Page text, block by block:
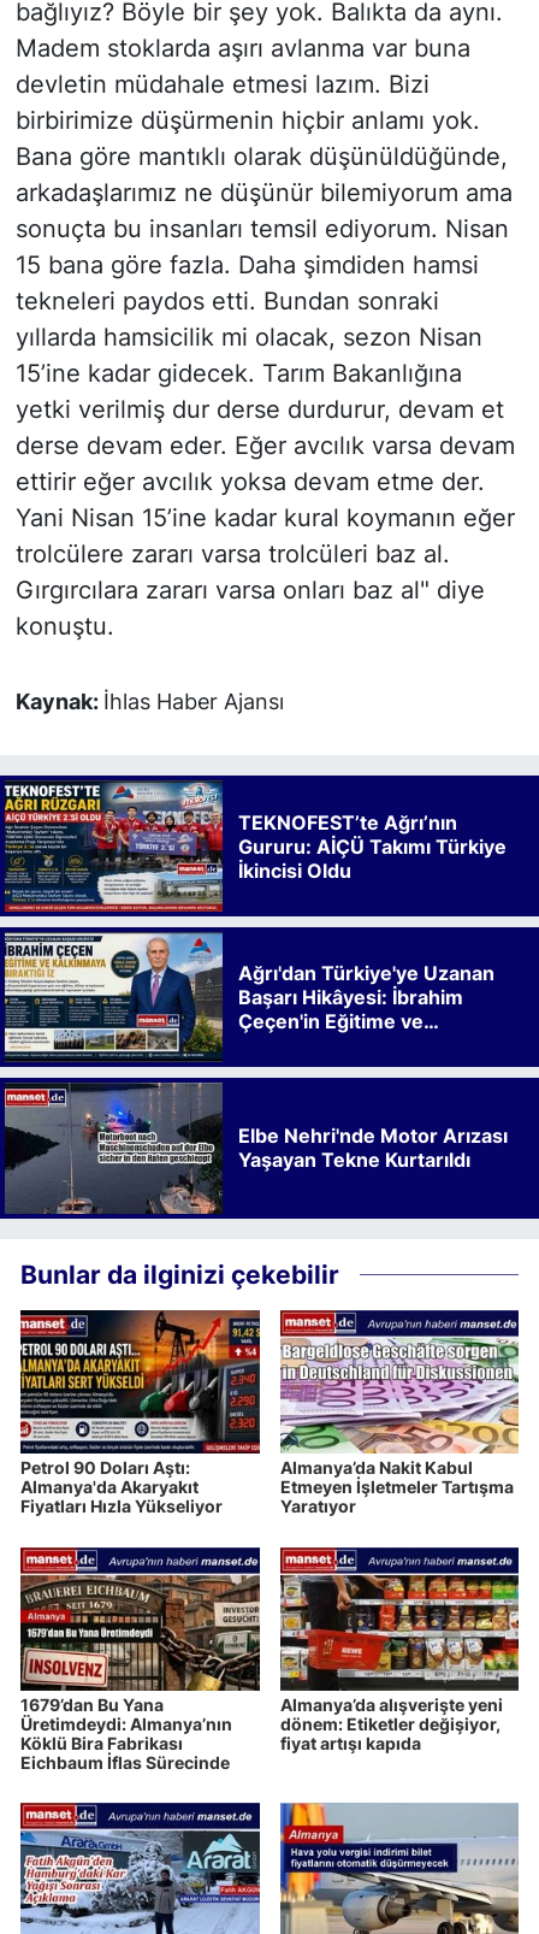
bağlıyız? Böyle bir şey yok. Balıkta da aynı.
Madem stoklarda aşırı avlanma var buna
devletin müdahale etmesi lazım. Bizi
birbirimize düşürmenin hiçbir anlamı yok.
Bana göre mantıklı olarak düşünüldüğünde,
arkadaşlarımız ne düşünür bilemiyorum ama
sonuçta bu insanları temsil ediyorum. Nisan
15 bana göre fazla. Daha şimdiden hamsi
tekneleri paydos etti. Bundan sonraki
yıllarda hamsicilik mi olacak, sezon Nisan
15’ine kadar gidecek. Tarım Bakanlığına
yetki verilmiş dur derse durdurur, devam et
derse devam eder. Eğer avcılık varsa devam
ettirir eğer avcılık yoksa devam etme der.
Yani Nisan 15’ine kadar kural koymanın eğer
trolcülere zararı varsa trolcüleri baz al.
Gırgırcılara zararı varsa onları baz al" diye
konuştu.
Kaynak: İhlas Haber Ajansı
TEKNOFEST’te Ağrı’nın
Gururu: AİÇÜ Takımı Türkiye
İkincisi Oldu
Ağrı'dan Türkiye'ye Uzanan
Başarı Hikâyesi: İbrahim
Çeçen'in Eğitime ve
Elbe Nehri'nde Motor Arızası
Yaşayan Tekne Kurtarıldı
Bunlar da ilginizi çekebilir
Petrol 90 Doları Aştı:
Almanya'da Akaryakıt
Fiyatları Hızla Yükseliyor
Almanya’da Nakit Kabul
Etmeyen İşletmeler Tartışma
Yaratıyor
1679’dan Bu Yana
Üretimdeydi: Almanya’nın
Köklü Bira Fabrikası
Eichbaum İflas Sürecinde
Almanya’da alışverişte yeni
dönem: Etiketler değişiyor,
fiyat artışı kapıda